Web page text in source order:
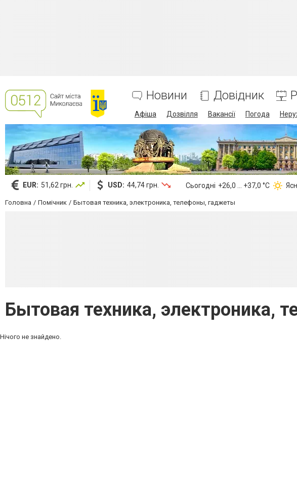
Новини Довідник
Афіша Дозвілля Вакансії Погода
EUR: 51,62 грн. USD: 44,74 грн. Сьогодні +26,0 ... +37,0 °С
Головна Помічник Бытовая техника, электроника, телефоны, гаджеты
Бытовая техника, электроника,
Нічого не знайдено.